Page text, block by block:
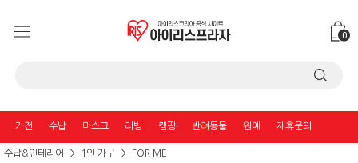
0
가전 수납 마스크 리빙 캠핑 반려동물 원예 제휴문의
수납&인테리어 1인 가구 FOR ME